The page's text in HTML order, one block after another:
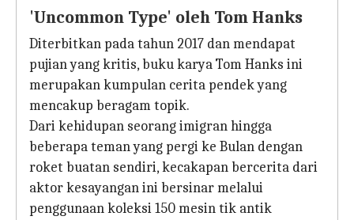
'Uncommon Type' oleh Tom Hanks
Diterbitkan pada tahun 2017 dan mendapat
pujian yang kritis, buku karya Tom Hanks ini
merupakan kumpulan cerita pendek yang
mencakup beragam topik.
Dari kehidupan seorang imigran hingga
beberapa teman yang pergi ke Bulan dengan
roket buatan sendiri, kecakapan bercerita dari
aktor kesayangan ini bersinar melalui
penggunaan koleksi 150 mesin tik antik